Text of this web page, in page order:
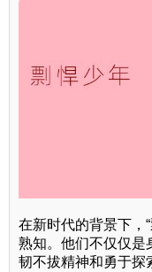
在新时代的背景下，
熟知。他们不仅仅是
韧不拔精神和勇于探